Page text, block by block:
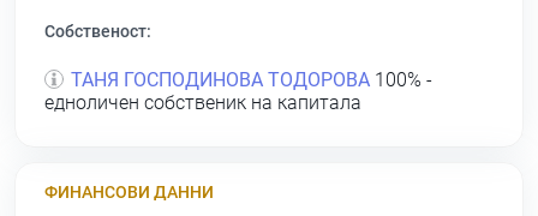
Собственост:
ТАНЯ ГОСПОДИНОВА ТОДОРОВА 100% -
едноличен собственик на капитала
ФИНАНСОВИ ДАННИ